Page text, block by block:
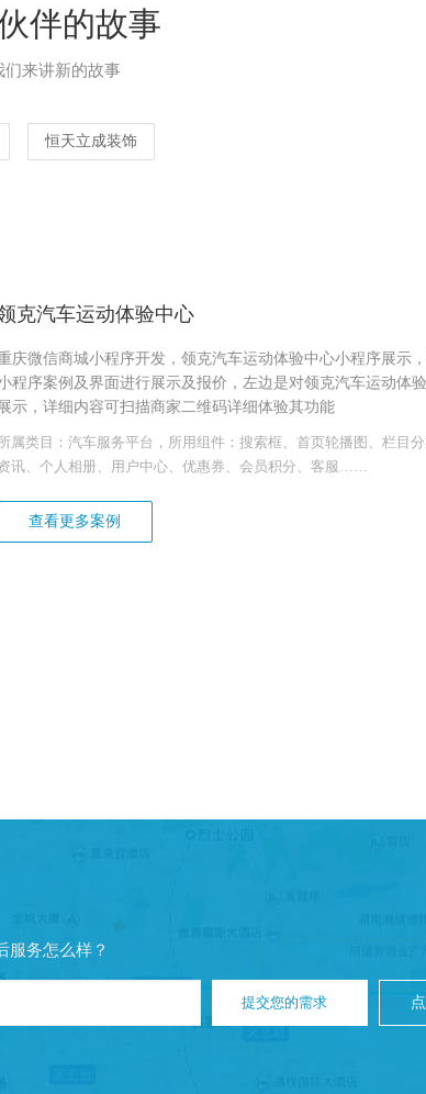
伴的故事
来讲新的故事
恒天立成装饰
克汽车运动体验中心
庆微信商城小程序开发，领克汽车运动体验中心小程序展示
程序案例及界面进行展示及报价，左边是对领克汽车运动体
示，详细内容可扫描商家二维码详细体验其功能
属类目：汽车服务平台，所用组件：搜索框、首页轮播图、栏目
讯、个人相册、用户中心、优惠券、会员积分、客服……
查看更多案例
服务怎么样？
提交您的需求